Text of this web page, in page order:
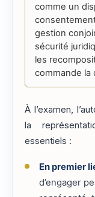
comme un
gestion
sécurité
les
commande la
À l’examen,
la
essentiels :
En premier
d’engager